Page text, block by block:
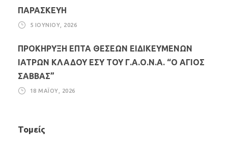
ΠΑΡΑΣΚΕΥΗ
5 ΙΟΥΝΊΟΥ, 2026
ΠΡΟΚΗΡΥΞΗ ΕΠΤΑ ΘΕΣΕΩΝ ΕΙΔΙΚΕΥΜΕΝΩΝ
ΙΑΤΡΩΝ ΚΛΑΔΟΥ ΕΣΥ ΤΟΥ Γ.Α.Ο.Ν.Α. “Ο ΑΓΙΟΣ
ΣΑΒΒΑΣ”
18 ΜΑΪ́ΟΥ, 2026
Τομείς